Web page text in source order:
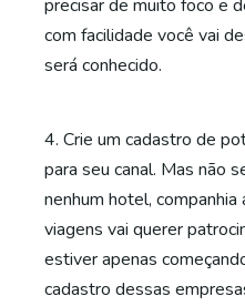
precisar de muito foco e
com facilidade você vai
será conhecido.
4. Crie um cadastro de
para seu canal. Mas não
nenhum hotel, companhia
viagens vai querer
estiver apenas
cadastro dessas